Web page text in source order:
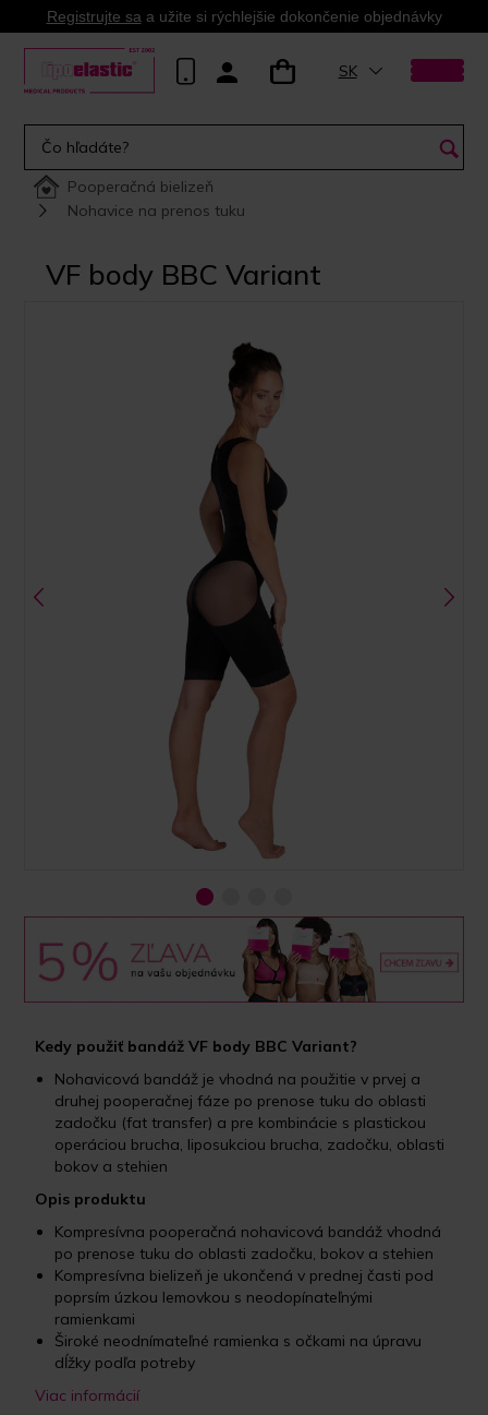
Registrujte sa a užite si rýchlejšie dokončenie objednávky
SK
Pooperačná bielizeň
Nohavice na prenos tuku
VF body BBC Variant
Kedy použiť bandáž VF body BBC Variant?
Nohavicová bandáž je vhodná na použitie v prvej a
druhej pooperačnej fáze po prenose tuku do oblasti
zadočku (fat transfer) a pre kombinácie s plastickou
operáciou brucha, liposukciou brucha, zadočku, oblasti
bokov a stehien
Opis produktu
Kompresívna pooperačná nohavicová bandáž vhodná
po prenose tuku do oblasti zadočku, bokov a stehien
Kompresívna bielizeň je ukončená v prednej časti pod
poprsím úzkou lemovkou s neodopínateľnými
ramienkami
Široké neodnímateľné ramienka s očkami na úpravu
dĺžky podľa potreby
Viac informácií